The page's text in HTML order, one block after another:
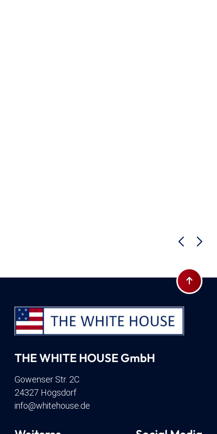
Zum
THE WHITE HOUSE GmbH
Gowenser Str. 2C
24327 Högsdorf
info@whitehouse.de